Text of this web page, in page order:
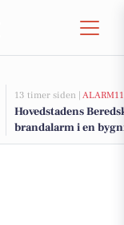
13 timer siden |
Hovedstadens
brandalarm i en